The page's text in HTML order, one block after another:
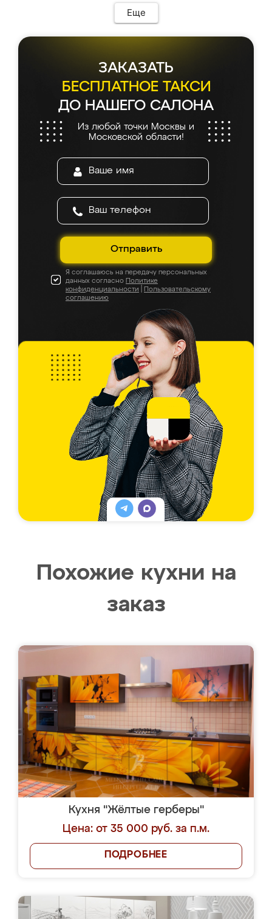
Еще
ЗАКАЗАТЬ
БЕСПЛАТНОЕ ТАКСИ
ДО НАШЕГО САЛОНА
Из любой точки Москвы и
Московской области!
Отправить
Я соглашаюсь на передачу персональных
данных согласно Политике
конфиденциальности
Пользовательскому
соглашению
Похожие кухни на
заказ
Кухня "Жёлтые герберы"
Цена: от 35 000 руб. за п.м.
ПОДРОБНЕЕ